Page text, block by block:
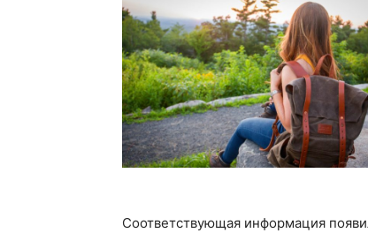
Соответствующая информация